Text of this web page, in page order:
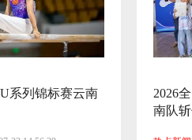
系列锦标赛云南
2026
南队